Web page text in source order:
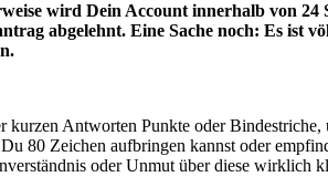
wird Dein Account innerhalb von 24
abgelehnt. Eine Sache noch: Es
Antworten Punkte oder
80 Zeichen aufbringen kannst oder
oder Unmut über diese wirklich